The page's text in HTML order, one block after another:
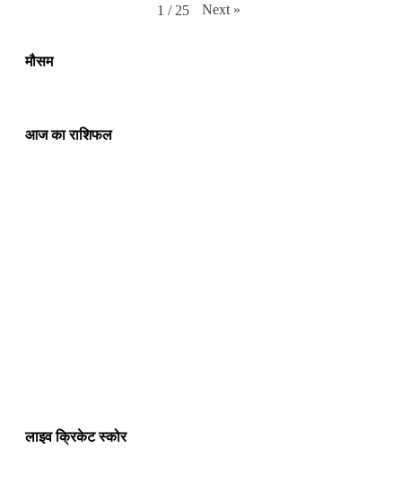
1 / 25 Next »
मौसम
आज का राशिफल
लाइव क्रिकेट स्कोर